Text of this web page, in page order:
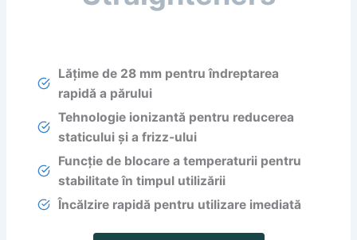
Lățime de 28 mm pentru îndreptarea
rapidă a părului
Tehnologie ionizantă pentru reducerea
staticului și a frizz-ului
Funcție de blocare a temperaturii pentru
stabilitate în timpul utilizării
Încălzire rapidă pentru utilizare imediată